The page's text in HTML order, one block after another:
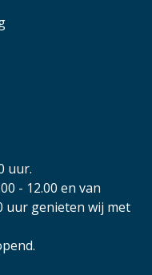
uur.
- 12.00 en van
uur genieten wij met